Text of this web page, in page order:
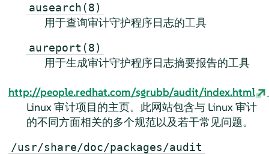
ausearch(8)
用于查询审计守护程序日志的工具
aureport(8)
用于生成审计守护程序日志摘要报告的工具
http://people.redhat.com/sgrubb/audit/index.html
Linux 审计项目的主页。此网站包含与 Linux 审计
的不同方面相关的多个规范以及若干常见问题。
/usr/share/doc/packages/audit